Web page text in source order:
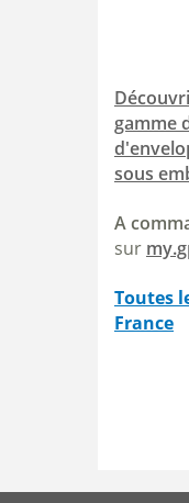
gamme
sous
A
sur
Toutes
France